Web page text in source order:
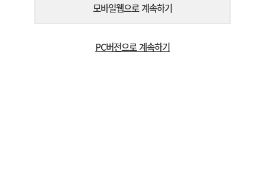
모바일웹으로 계속하기
PC버전으로 계속하기